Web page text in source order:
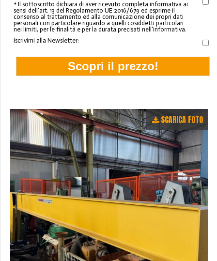
* Il sottoscritto dichiara di aver ricevuto completa informativa ai
sensi dell'art. 13 del Regolamento UE 2016/679 ed esprime il
consenso al trattamento ed alla comunicazione dei propri dati
personali con particolare riguardo a quelli cosiddetti particolari
nei limiti, per le finalità e per la durata precisati nell'informativa.
Iscrivimi alla Newsletter:
SCARICA FOTO